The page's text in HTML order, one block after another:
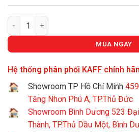
Bếp Điện Từ KAFF KF-EG902IH số lượng
MUA NGAY
Hệ thống phân phối KAFF chính
Showroom TP Hồ Chí Minh
Tăng Nhơn Phú A, TP.Thủ Đức
Showroom Bình Dương 523
Thành, TP.Thủ Dầu Một, Bình